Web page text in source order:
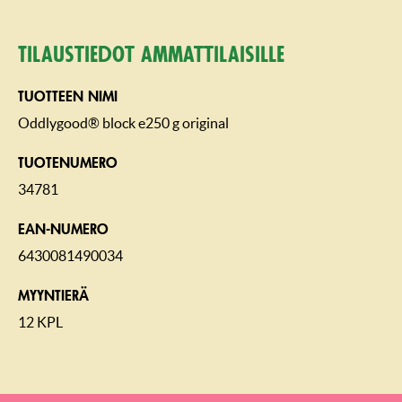
Tilaustiedot ammattilaisille
TUOTTEEN NIMI
Oddlygood® block e250 g original
TUOTENUMERO
34781
EAN-NUMERO
6430081490034
MYYNTIERÄ
12 KPL